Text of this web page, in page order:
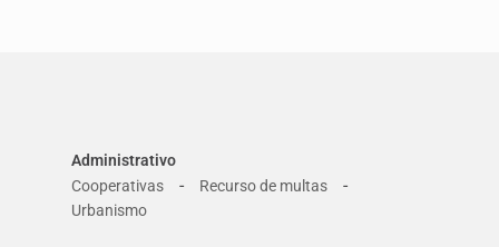
Administrativo
Cooperativas
- Recurso de multas -
Urbanismo